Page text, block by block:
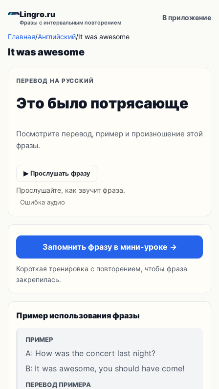
Lingro.ru
Фразы с интервальным повторением
В приложение
Главная/Английский/It was awesome
It was awesome
ПЕРЕВОД НА РУССКИЙ
Это было потрясающе
Посмотрите перевод, пример и произношение этой
фразы.
▶ Прослушать фразу
Прослушайте, как звучит фраза.
Ошибка аудио
Запомнить фразу в мини-уроке →
Короткая тренировка с повторением, чтобы фраза
закрепилась.
Пример использования фразы
ПРИМЕР
A: How was the concert last night?
B: It was awesome, you should have come!
ПЕРЕВОД ПРИМЕРА